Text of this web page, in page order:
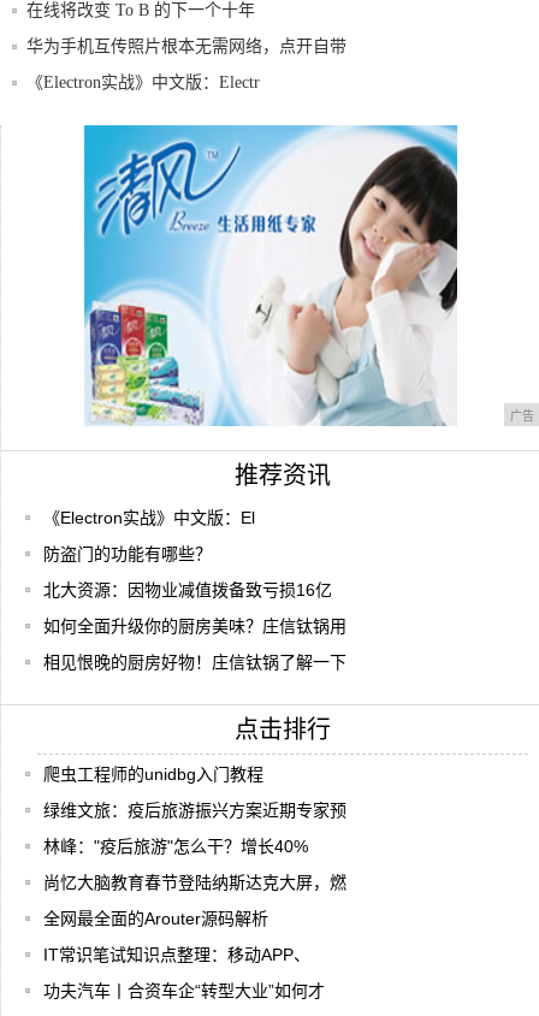
在线将改变 To B 的下一个十年
华为手机互传照片根本无需网络，点开自带
Hua
《Electron实战》中文版：Electr
佳格天地获华为开发者大赛2020（Cloud
广告
推荐资讯
《Electron实战》中文版：El
防盗门的功能有哪些？
北大资源：因物业减值拨备致亏损16亿
如何全面升级你的厨房美味？庄信钛锅用
相见恨晚的厨房好物！庄信钛锅了解一下
点击排行
爬虫工程师的unidbg入门教程
绿维文旅：疫后旅游振兴方案近期专家预
林峰："疫后旅游"怎么干？增长40%
尚忆大脑教育春节登陆纳斯达克大屏，燃
全网最全面的Arouter源码解析
IT常识笔试知识点整理：移动APP、
功夫汽车丨合资车企“转型大业”如何才